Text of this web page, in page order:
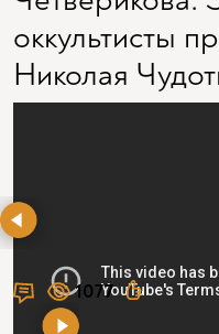
оккультисты
Николая
1077